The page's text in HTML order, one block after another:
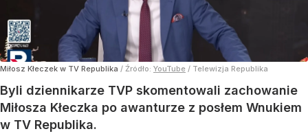
Miłosz Kłeczek w TV Republika / Źródło: YouTube / Telewizja Republika
Byli dziennikarze TVP skomentowali zachowanie
Miłosza Kłeczka po awanturze z posłem Wnukiem
w TV Republika.